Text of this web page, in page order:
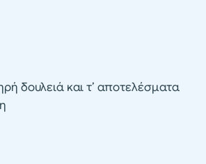
δουλειά και τ’ αποτελέσματα